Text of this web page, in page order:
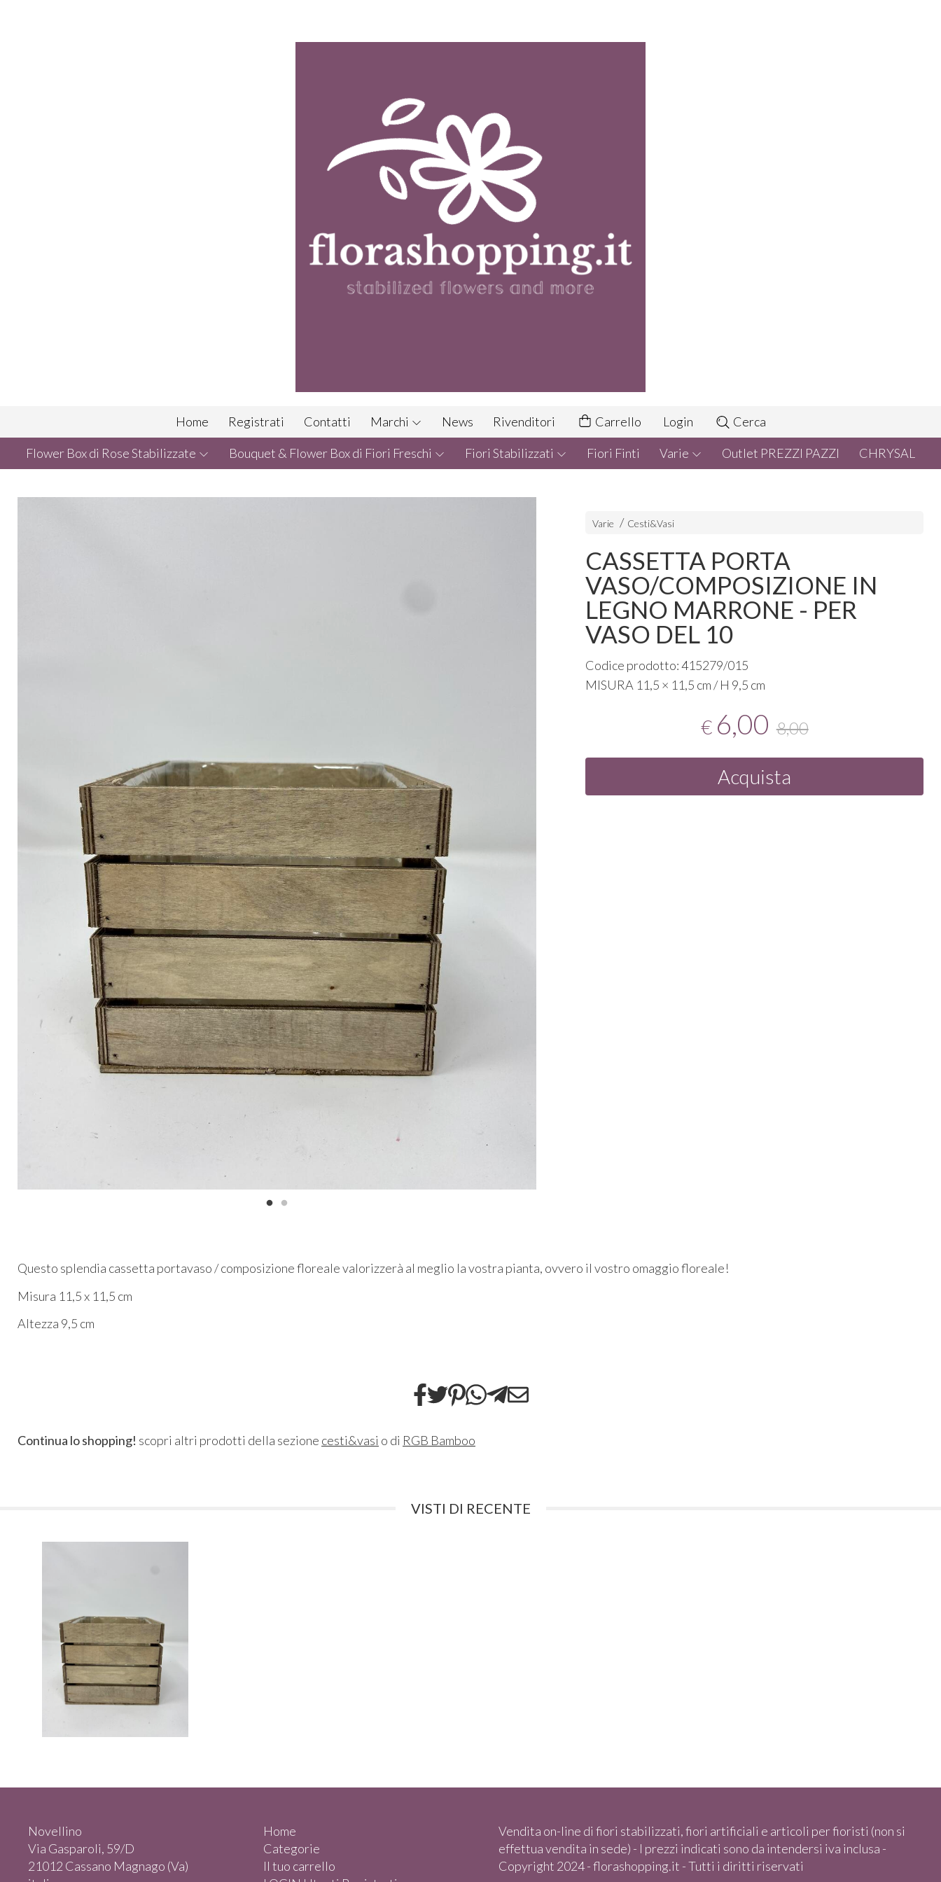
Home Registrati Contatti Marchi News Rivenditori Carrello Login Cerca
Flower Box di Rose Stabilizzate Bouquet & Flower Box di Fiori Freschi Fiori Stabilizzati Fiori Finti Varie Outlet PREZZI PAZZI CHRYSAL
Varie Cesti&Vasi
CASSETTA PORTA
VASO/COMPOSIZIONE IN
LEGNO MARRONE - PER
VASO DEL 10
Codice prodotto: 415279/015
MISURA 11,5 × 11,5 cm / H 9,5 cm
€ 6,00 8,00
Acquista
Questo splendia cassetta portavaso / composizione floreale valorizzerà al meglio la vostra pianta, ovvero il vostro omaggio floreale!
Misura 11,5 x 11,5 cm
Altezza 9,5 cm
Continua lo shopping! scopri altri prodotti della sezione cesti&vasi o di RGB Bamboo
VISTI DI RECENTE
Novellino
Via Gasparoli, 59/D
21012 Cassano Magnago (Va)
Home
Categorie
Il tuo carrello
Vendita on-line di fiori stabilizzati, fiori artificiali e articoli per fioristi (non si
effettua vendita in sede) - I prezzi indicati sono da intendersi iva inclusa -
Copyright 2024 - florashopping.it - Tutti i diritti riservati